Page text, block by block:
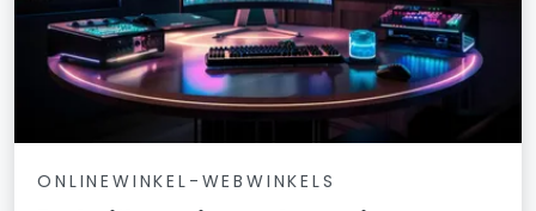
ONLINEWINKEL-WEBWINKELS